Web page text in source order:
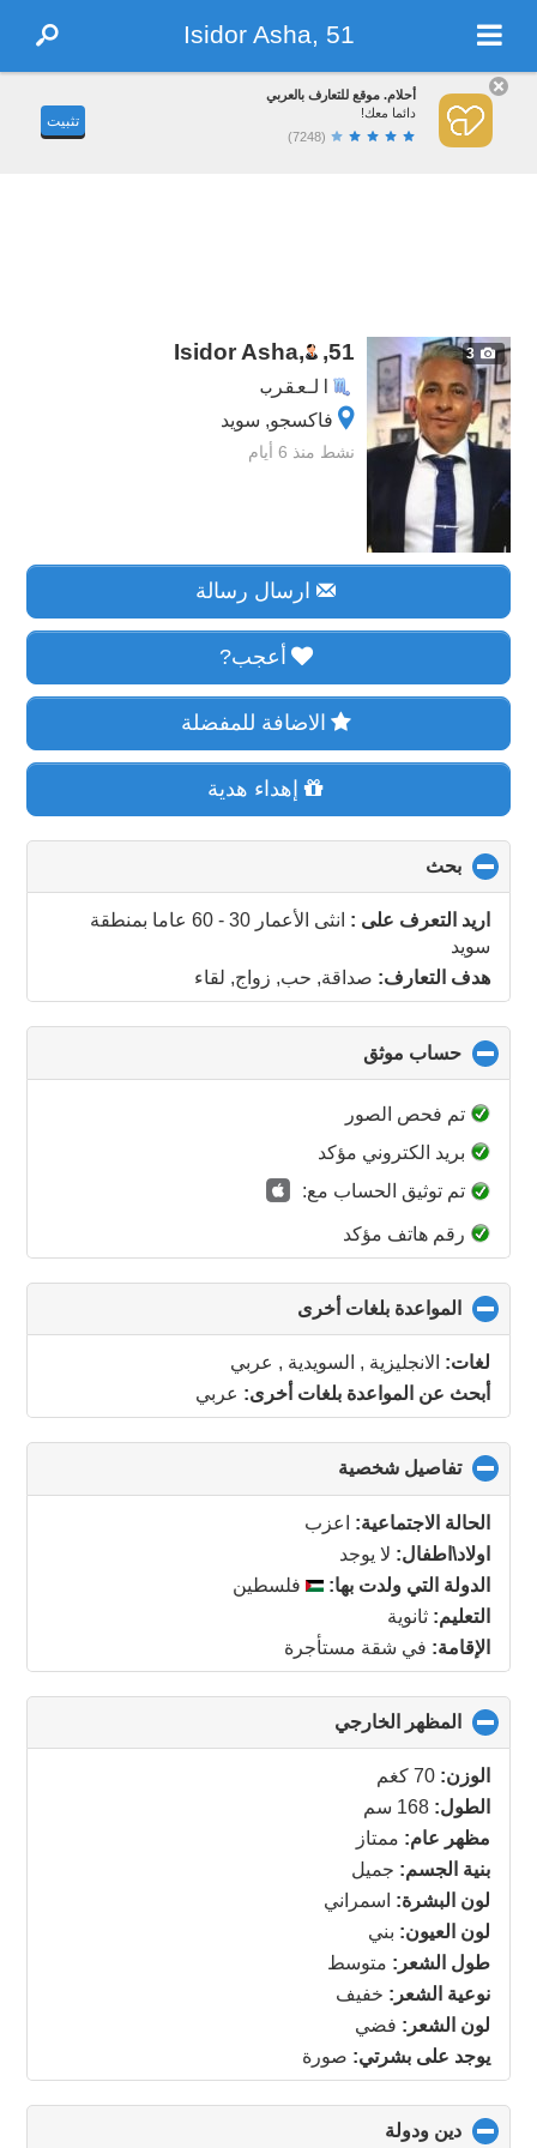
Isidor Asha, 51
أحلام. موقع للتعارف بالعربي
دائما معك!
(7248)
تثبيت
3
Isidor Asha, ,51
العقرب
فاكسجو, سويد
نشط منذ 6 أيام
ارسال رسالة
أعجب?
الاضافة للمفضلة
إهداء هدية
بحث
to
collapse
contents
اريد التعرف على : انثى الأعمار 30 - 60 عاما
بمنطقة
سويد
هدف التعارف: صداقة, حب, زواج, لقاء
حساب موثق
to
contents
تم فحص الصور
بريد الكتروني مؤكد
تم توثيق الحساب مع:
رقم هاتف مؤكد
المواعدة بلغات أخرى
to
collapse
contents
لغات: الانجليزية , السويدية , عربي
أبحث عن المواعدة بلغات أخرى: عربي
تفاصيل شخصية
to
collapse
contents
الحالة الاجتماعية:
اعزب
اولاد\اطفال: لا يوجد
الدولة التي ولدت بها:
فلسطين
التعليم: ثانوية
الإقامة: في شقة مستأجرة
المظهر الخارجي
to
الوزن: 70 كغم
الطول: 168 سم
مظهر عام: ممتاز
بنية الجسم: جميل
لون البشرة: اسمراني
لون العيون: بني
طول الشعر: متوسط
نوعية الشعر: خفيف
لون الشعر: فضي
يوجد على بشرتي: صورة
دين ودولة